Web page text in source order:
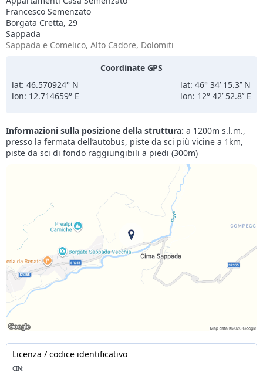
Francesco Semenzato
Borgata Cretta, 29
Sappada
Sappada e Comelico, Alto Cadore, Dolomiti
Coordinate GPS
lat: 46.570924° N
lon: 12.714659° E
lat: 46° 34’ 15.3’’ N
lon: 12° 42’ 52.8’’ E
Informazioni sulla posizione della struttura: a 1200m s.l.m.,
presso la fermata dell’autobus, piste da sci più vicine a 1km,
piste da sci di fondo raggiungibili a piedi (300m)
Licenza / codice identificativo
CIN: